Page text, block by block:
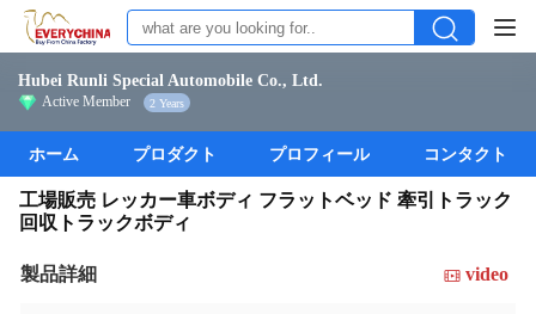
Hubei Runli Special Automobile Co., Ltd.
Active Member 2 Years
ホーム プロダクト プロフィール コンタクト
工場販売 レッカー車ボディ フラットベッド 牽引トラック
回収トラックボディ
製品詳細 video